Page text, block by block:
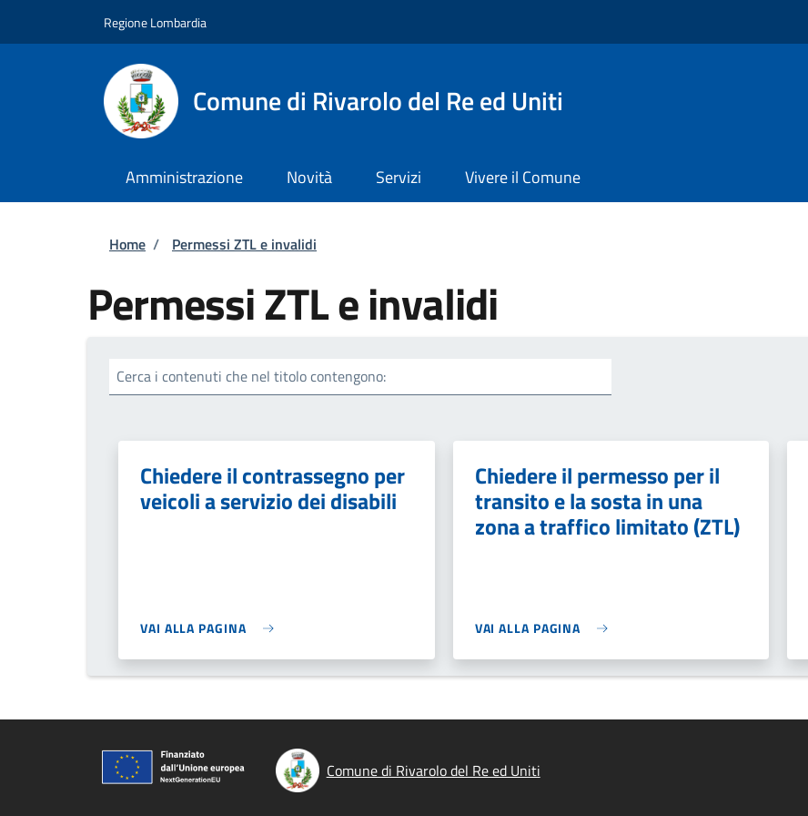
Regione Lombardia
Comune di Rivarolo del Re ed Uniti
Amministrazione Novità Servizi Vivere il Comune
Briciole di pane
Home / Permessi ZTL e invalidi
Permessi ZTL e invalidi
Cerca i contenuti che nel titolo contengono:
Chiedere il contrassegno per
veicoli a servizio dei disabili
VAI ALLA PAGINA
Chiedere il permesso per il
transito e la sosta in una
zona a traffico limitato (ZTL)
VAI ALLA PAGINA
Comune di Rivarolo del Re ed Uniti